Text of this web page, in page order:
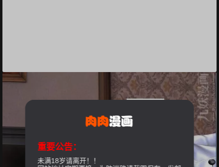
重要公告：
未满18岁请离开！！